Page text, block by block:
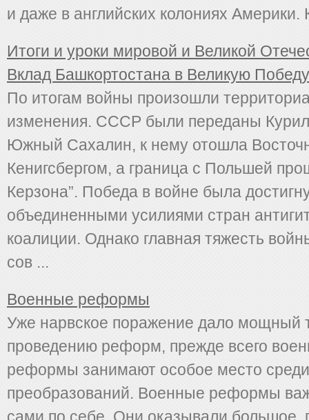
и даже в английских колониях Америки.
Итоги и уроки мировой и Великой
Вклад Башкортостана в Великую Победу
По итогам войны произошли
изменения. СССР были переданы
Южный Сахалин, к нему отошла
Кенигсбергом, а граница с Польшей
Керзона”. Победа в войне была
объединенными усилиями стран
коалиции. Однако главная тяжесть
сов ...
Военные реформы
Уже нарвское поражение дало мощный
проведению реформ, прежде всего
реформы занимают особое место
преобразований. Военные реформы